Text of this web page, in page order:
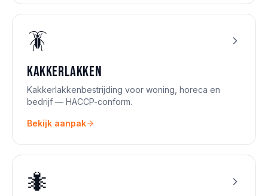
🪳
Kakkerlakken
Kakkerlakkenbestrijding voor woning, horeca en
bedrijf — HACCP-conform.
Bekijk aanpak
🐜